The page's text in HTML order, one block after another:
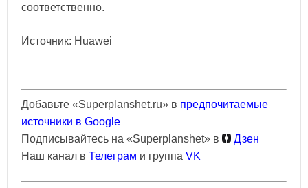
соответственно.
Источник: Huawei
Добавьте «Superplanshet.ru» в предпочитаемые
источники в Google
Подписывайтесь на «Superplanshet» в
Дзен
Наш канал в Телеграм и группа VK